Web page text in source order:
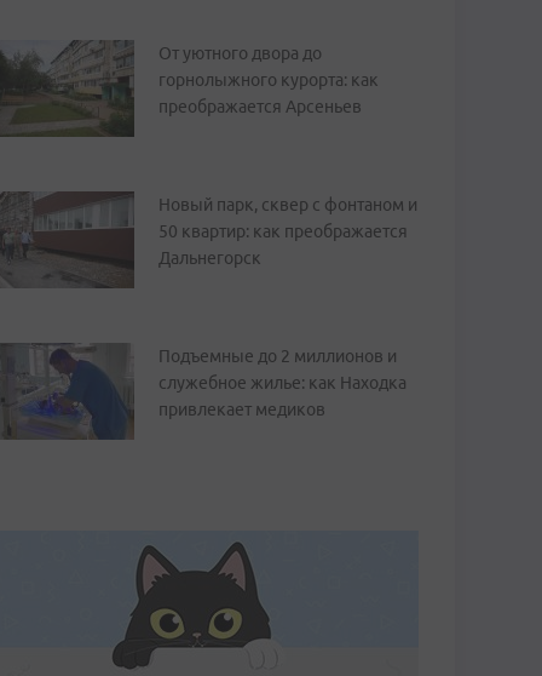
От уютного двора до
горнолыжного курорта: как
преображается Арсеньев
Новый парк, сквер с фонтаном и
50 квартир: как преображается
Дальнегорск
Подъемные до 2 миллионов и
служебное жилье: как Находка
привлекает медиков